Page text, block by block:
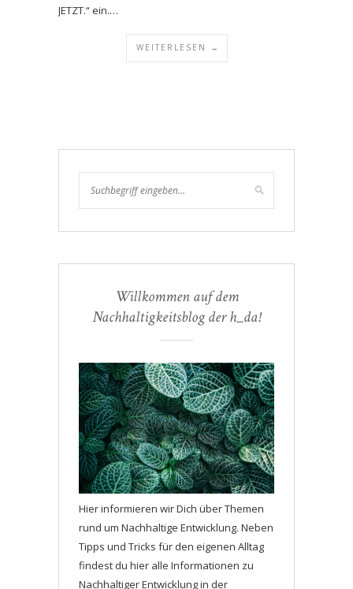
JETZT.“ ein.…
WEITERLESEN →
Willkommen auf dem
Nachhaltigkeitsblog der h_da!
Hier informieren wir Dich über Themen
rund um Nachhaltige Entwicklung. Neben
Tipps und Tricks für den eigenen Alltag
findest du hier alle Informationen zu
Nachhaltiger Entwicklung in der